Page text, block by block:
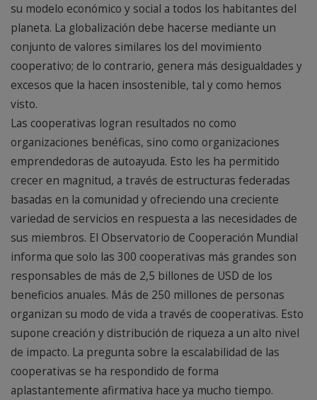
su modelo económico y social a todos los habitantes del
planeta. La globalización debe hacerse mediante un
conjunto de valores similares los del movimiento
cooperativo; de lo contrario, genera más desigualdades y
excesos que la hacen insostenible, tal y como hemos
visto.
Las cooperativas logran resultados no como
organizaciones benéficas, sino como organizaciones
emprendedoras de autoayuda. Esto les ha permitido
crecer en magnitud, a través de estructuras federadas
basadas en la comunidad y ofreciendo una creciente
variedad de servicios en respuesta a las necesidades de
sus miembros. El Observatorio de Cooperación Mundial
informa que solo las 300 cooperativas más grandes son
responsables de más de 2,5 billones de USD de los
beneficios anuales. Más de 250 millones de personas
organizan su modo de vida a través de cooperativas. Esto
supone creación y distribución de riqueza a un alto nivel
de impacto. La pregunta sobre la escalabilidad de las
cooperativas se ha respondido de forma
aplastantemente afirmativa hace ya mucho tiempo.